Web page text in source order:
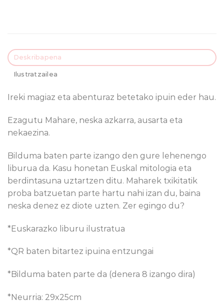
Deskribapena
Ilustratzailea
Ireki magiaz eta abenturaz betetako ipuin eder hau.
Ezagutu Mahare, neska azkarra, ausarta eta
nekaezina.
Bilduma baten parte izango den gure lehenengo
liburua da. Kasu honetan Euskal mitologia eta
berdintasuna uztartzen ditu. Maharek txikitatik
proba batzuetan parte hartu nahi izan du, baina
neska denez ez diote uzten. Zer egingo du?
*Euskarazko liburu ilustratua
*QR baten bitartez ipuina entzungai
*Bilduma baten parte da (denera 8 izango dira)
*Neurria: 29x25cm